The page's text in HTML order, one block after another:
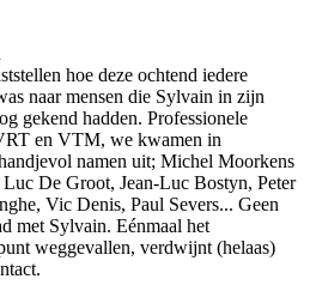
hoe deze ochtend iedere
naar mensen die Sylvain in zijn
gekend hadden. Professionele
en VTM, we kwamen in
namen uit; Michel Moorkens
De Groot, Jean-Luc Bostyn, Peter
Vic Denis, Paul Severs... Geen
met Sylvain. Eénmaal het
weggevallen, verdwijnt (helaas)